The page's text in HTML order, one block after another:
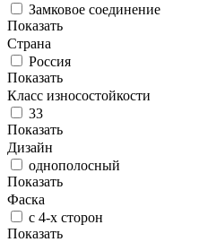
Замковое соединение
Показать
Страна
Россия
Показать
Класс износостойкости
33
Показать
Дизайн
однополосный
Показать
Фаска
с 4-х сторон
Показать